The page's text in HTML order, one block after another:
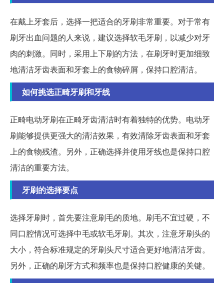
在戴上牙套后，选择一把适合的牙刷非常重要。对于常有
刷牙出血问题的人来说，建议选择软毛牙刷，以减少对牙
肉的刺激。同时，采用上下刷的方法，在刷牙时更加细致
地清洁牙齿表面和牙套上的食物碎屑，保持口腔清洁。
如何挑选正畸牙刷和牙线
正畸电动牙刷在正畸牙齿清洁时有着独特的优势。电动牙
刷能够提供更强大的清洁效果，有效清除牙齿表面和牙套
上的食物残渣。另外，正确选择并使用牙线也是保持口腔
清洁的重要方法。
牙刷的选择要点
选择牙刷时，首先要注意刷毛的质地。刷毛不宜过硬，不
同口腔情况可选择中毛或软毛牙刷。其次，注意牙刷头的
大小，符合标准规定的牙刷头尺寸适合更好地清洁牙齿。
另外，正确的刷牙方式和频率也是保持口腔健康的关键。